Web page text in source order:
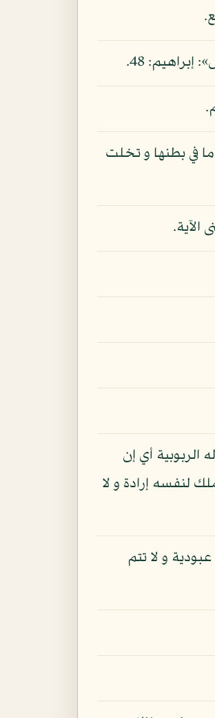
48.
أثقالها»: الزلزال: 2 و قيل: المعنى ألقت ما في بطنها و تخلت
الآية.
أي إن
لنفسه إرادة و لا
و لا تتم